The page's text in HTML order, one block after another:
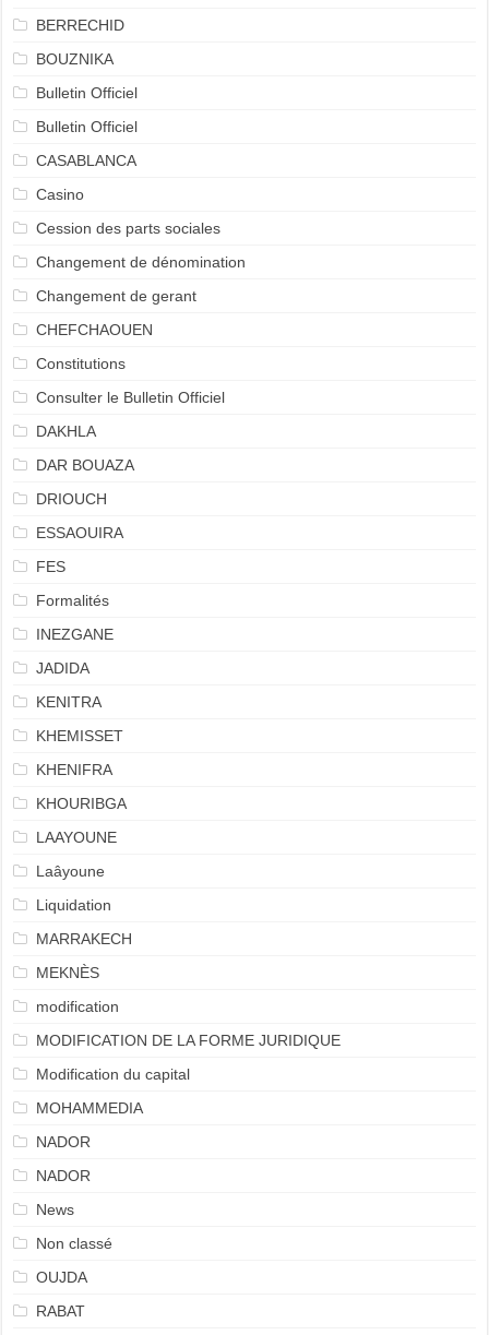
BERRECHID
BOUZNIKA
Bulletin Officiel
Bulletin Officiel
CASABLANCA
Casino
Cession des parts sociales
Changement de dénomination
Changement de gerant
CHEFCHAOUEN
Constitutions
Consulter le Bulletin Officiel
DAKHLA
DAR BOUAZA
DRIOUCH
ESSAOUIRA
FES
Formalités
INEZGANE
JADIDA
KENITRA
KHEMISSET
KHENIFRA
KHOURIBGA
LAAYOUNE
Laâyoune
Liquidation
MARRAKECH
MEKNÈS
modification
MODIFICATION DE LA FORME JURIDIQUE
Modification du capital
MOHAMMEDIA
NADOR
NADOR
News
Non classé
OUJDA
RABAT